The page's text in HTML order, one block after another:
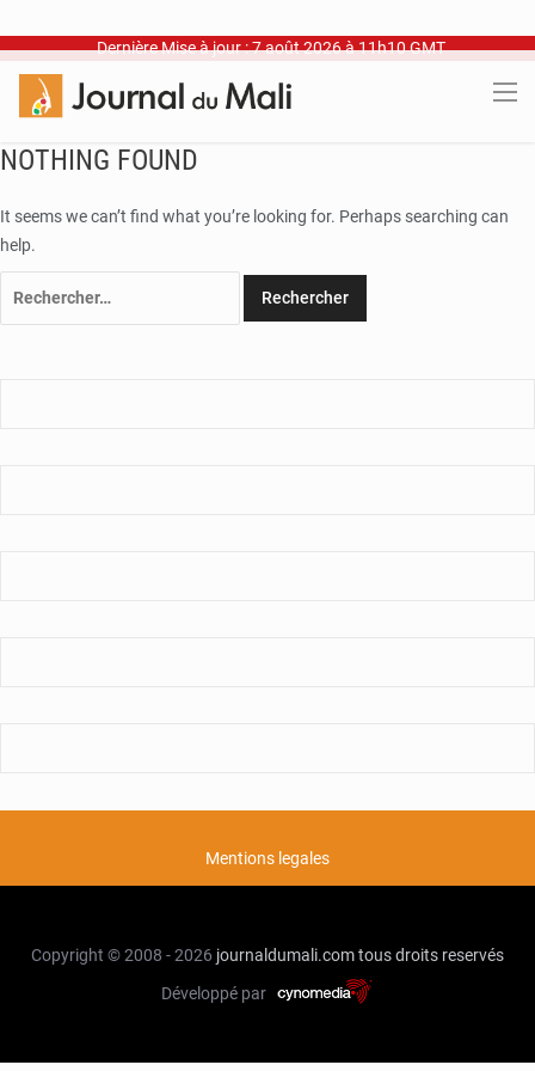
Dernière Mise à jour : 7 août 2026 à 11h10 GMT
NOTHING FOUND
It seems we can’t find what you’re looking for. Perhaps searching can
help.
Mentions legales
Copyright © 2008 - 2026 journaldumali.comtous droits reservés
Développé par